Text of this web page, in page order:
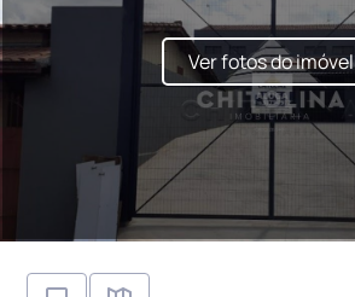
Ver fotos do imóvel